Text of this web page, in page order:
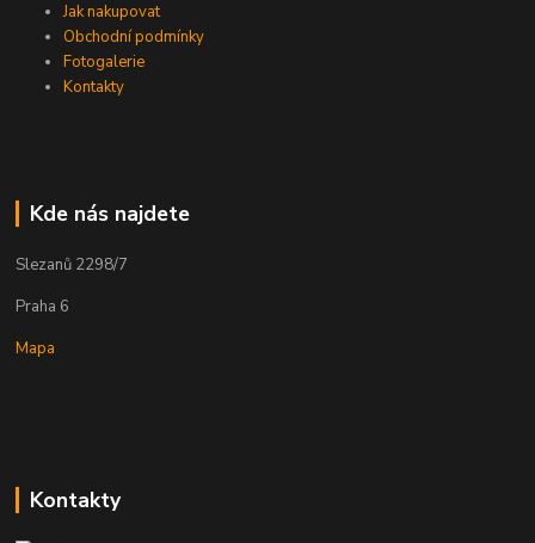
Jak nakupovat
Obchodní podmínky
Fotogalerie
Kontakty
Kde nás najdete
Slezanů 2298/7
Praha 6
Mapa
Kontakty